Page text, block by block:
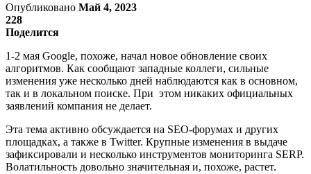
Опубликовано Май 4, 2023
228
Поделится
1-2 мая Google, похоже, начал новое обновление своих
алгоритмов. Как сообщают западные коллеги, сильные
изменения уже несколько дней наблюдаются как в основном,
так и в локальном поиске. При этом никаких официальных
заявлений компания не делает.
Эта тема активно обсуждается на SEO-форумах и других
площадках, а также в Twitter. Крупные изменения в выдаче
зафиксировали и несколько инструментов мониторинга SERP.
Волатильность довольно значительная и, похоже, растет.